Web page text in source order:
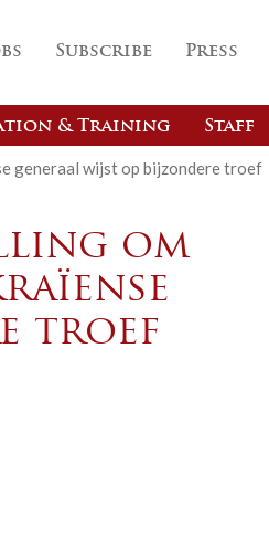
Subscribe Press
& Training Staff
generaal wijst op bijzondere troef
om
troef